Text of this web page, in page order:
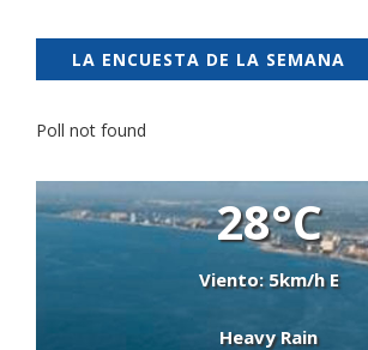
LA ENCUESTA DE LA SEMANA
Poll not found
28°C
Viento: 5km/h E
Heavy Rain